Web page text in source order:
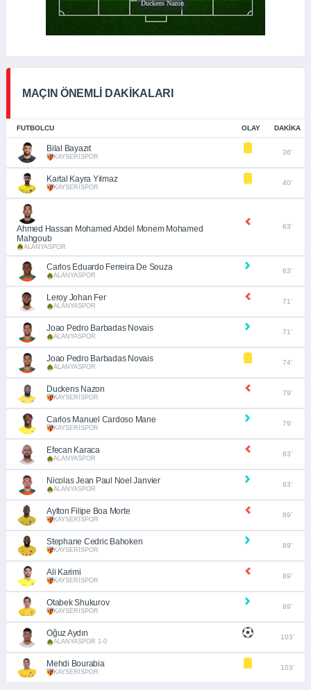
MAÇIN ÖNEMLİ DAKİKALARI
FUTBOLCU OLAY DAKIKA
Bilal Bayazıt
KAYSERİSPOR
36’
Kartal Kayra Yılmaz
KAYSERİSPOR
40’
Ahmed Hassan Mohamed Abdel Monem Mohamed
Mahgoub
ALANYASPOR
63’
Carlos Eduardo Ferreira De Souza
ALANYASPOR
63’
Leroy Johan Fer
ALANYASPOR
71’
Joao Pedro Barbadas Novais
ALANYASPOR
71’
Joao Pedro Barbadas Novais
ALANYASPOR
74’
Duckens Nazon
KAYSERİSPOR
79’
Carlos Manuel Cardoso Mane
KAYSERİSPOR
79’
Efecan Karaca
ALANYASPOR
83’
Nicolas Jean Paul Noel Janvier
ALANYASPOR
83’
Aylton Filipe Boa Morte
KAYSERİSPOR
89’
Stephane Cedric Bahoken
KAYSERİSPOR
89’
Ali Karimi
KAYSERİSPOR
89’
Otabek Shukurov
KAYSERİSPOR
89’
Oğuz Aydın
ALANYASPOR 1-0
103’
Mehdi Bourabia
KAYSERİSPOR
103’